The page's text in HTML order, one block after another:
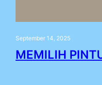
September 14, 2025
MEMILIH